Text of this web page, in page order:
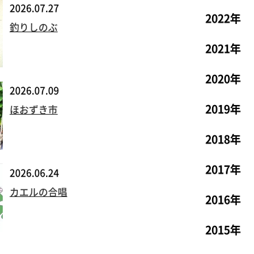
2026.07.27
釣りしのぶ
2026.07.09
ほおずき市
2026.06.24
カエルの合唱
2022年
2021年
2020年
2019年
2018年
2017年
2016年
2015年